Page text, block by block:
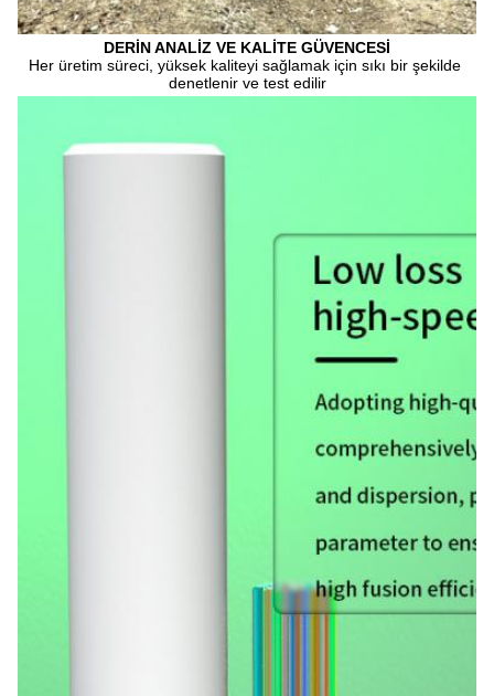
DERİN ANALİZ VE KALİTE GÜVENCESİ
Her üretim süreci, yüksek kaliteyi sağlamak için sıkı bir şekilde
denetlenir ve test edilir